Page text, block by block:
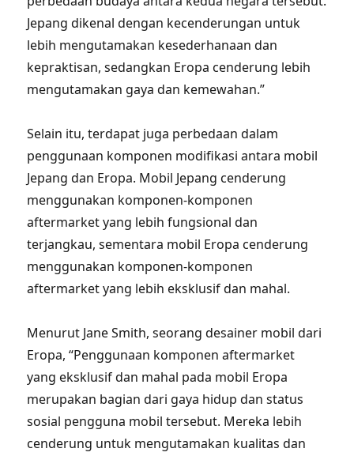
Jepang dikenal dengan kecenderungan untuk
lebih mengutamakan kesederhanaan dan
kepraktisan, sedangkan Eropa cenderung lebih
mengutamakan gaya dan kemewahan.”
Selain itu, terdapat juga perbedaan dalam
penggunaan komponen modifikasi antara mobil
Jepang dan Eropa. Mobil Jepang cenderung
menggunakan komponen-komponen
aftermarket yang lebih fungsional dan
terjangkau, sementara mobil Eropa cenderung
menggunakan komponen-komponen
aftermarket yang lebih eksklusif dan mahal.
Menurut Jane Smith, seorang desainer mobil dari
Eropa, “Penggunaan komponen aftermarket
yang eksklusif dan mahal pada mobil Eropa
merupakan bagian dari gaya hidup dan status
sosial pengguna mobil tersebut. Mereka lebih
cenderung untuk mengutamakan kualitas dan